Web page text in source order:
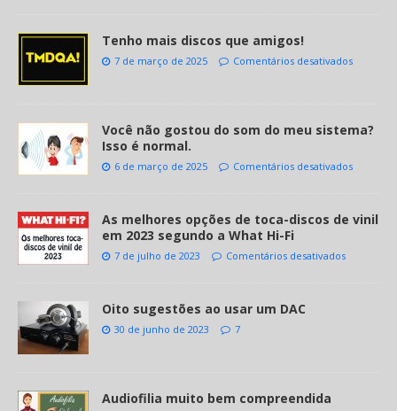
Tenho mais discos que amigos!
7 de março de 2025 Comentários desativados
Você não gostou do som do meu sistema?
Isso é normal.
6 de março de 2025 Comentários desativados
As melhores opções de toca-discos de vinil
em 2023 segundo a What Hi-Fi
7 de julho de 2023 Comentários desativados
Oito sugestões ao usar um DAC
30 de junho de 2023 7
Audiofilia muito bem compreendida